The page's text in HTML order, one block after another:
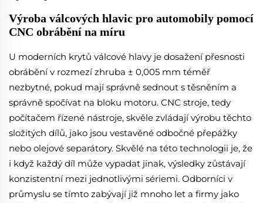
Výroba válcových hlavic pro automobily pomocí
CNC obrábění na míru
U moderních krytů válcové hlavy je dosažení přesnosti
obrábění v rozmezí zhruba ± 0,005 mm téměř
nezbytné, pokud mají správně sednout s těsněním a
správně spočívat na bloku motoru. CNC stroje, tedy
počítačem řízené nástroje, skvěle zvládají výrobu těchto
složitých dílů, jako jsou vestavěné odbočné přepážky
nebo olejové separátory. Skvělé na této technologii je, že
i když každý díl může vypadat jinak, výsledky zůstávají
konzistentní mezi jednotlivými sériemi. Odborníci v
průmyslu se tímto zabývají již mnoho let a firmy jako